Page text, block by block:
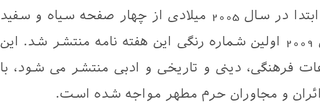
انتشار این نشریه ابتدا در سال 2005 میلادی از چهار صفحه سیاه و سفید
آغاز شد و در سال 2009 اولین شماره رنگی این هفته نامه منتشر شد. این
فرهنگی، دینی و تاریخی و ادبی منتشر می شود، با
و مجاوران حرم مطهر مواجه شده است.